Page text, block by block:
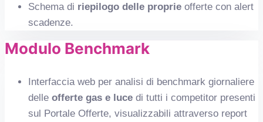
Schema di riepilogo delle proprie offerte con alert
scadenze.
Modulo Benchmark
Interfaccia web per analisi di benchmark giornaliere
delle offerte gas e luce di tutti i competitor presenti
sul Portale Offerte, visualizzabili attraverso report